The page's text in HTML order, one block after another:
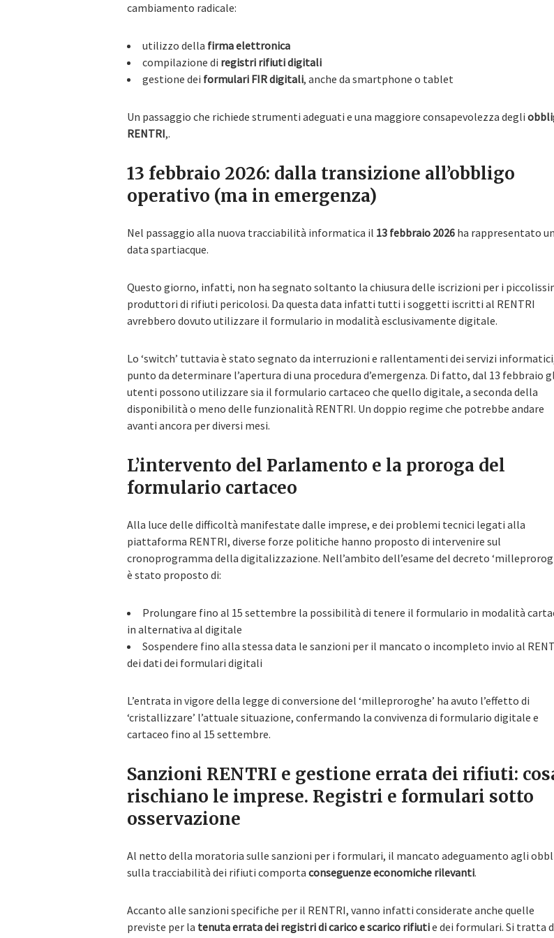
cambiamento radicale:
utilizzo della firma elettronica
compilazione di registri rifiuti digitali
gestione dei formulari FIR digitali, anche da smartphone o tablet
Un passaggio che richiede strumenti adeguati e una maggiore consapevolezza degli
RENTRI,.
13 febbraio 2026: dalla transizione all’obbligo
operativo (ma in emergenza)
Nel passaggio alla nuova tracciabilità informatica il 13 febbraio 2026 ha rappresentato
data spartiacque.
Questo giorno, infatti, non ha segnato soltanto la chiusura delle iscrizioni per i
produttori di rifiuti pericolosi. Da questa data infatti tutti i soggetti iscritti al RENTRI
avrebbero dovuto utilizzare il formulario in modalità esclusivamente digitale.
Lo ‘switch’ tuttavia è stato segnato da interruzioni e rallentamenti dei servizi
punto da determinare l’apertura di una procedura d’emergenza. Di fatto, dal 13 febbraio
utenti possono utilizzare sia il formulario cartaceo che quello digitale, a seconda della
disponibilità o meno delle funzionalità RENTRI. Un doppio regime che potrebbe andare
avanti ancora per diversi mesi.
L’intervento del Parlamento e la proroga del
formulario cartaceo
Alla luce delle difficoltà manifestate dalle imprese, e dei problemi tecnici legati alla
piattaforma RENTRI, diverse forze politiche hanno proposto di intervenire sul
cronoprogramma della digitalizzazione. Nell’ambito dell’esame del decreto
è stato proposto di:
Prolungare fino al 15 settembre la possibilità di tenere il formulario in modalità
in alternativa al digitale
Sospendere fino alla stessa data le sanzioni per il mancato o incompleto invio al
dei dati dei formulari digitali
L’entrata in vigore della legge di conversione del ‘milleproroghe’ ha avuto l’effetto di
‘cristallizzare’ l’attuale situazione, confermando la convivenza di formulario digitale e
cartaceo fino al 15 settembre.
Sanzioni RENTRI e gestione errata dei rifiuti:
rischiano le imprese. Registri e formulari sotto
osservazione
Al netto della moratoria sulle sanzioni per i formulari, il mancato adeguamento agli
sulla tracciabilità dei rifiuti comporta conseguenze economiche rilevanti.
Accanto alle sanzioni specifiche per il RENTRI, vanno infatti considerate anche quelle
previste per la tenuta errata dei registri di carico e scarico rifiutie dei formulari. Si tratta